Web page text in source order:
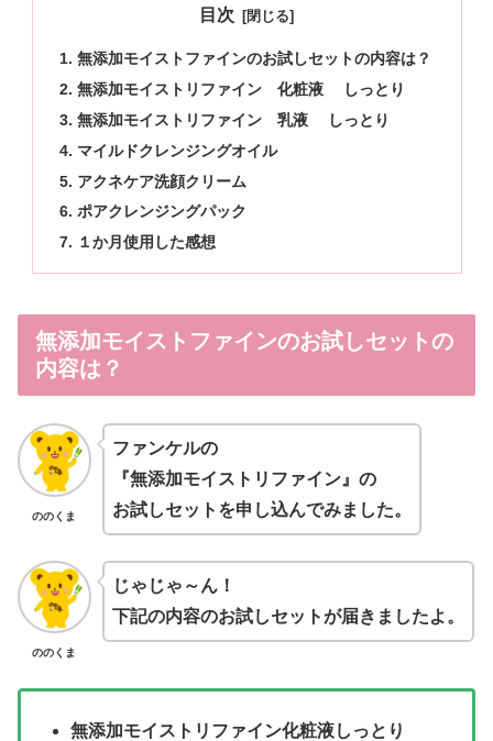
目次
無添加モイストファインのお試しセットの内容は？
無添加モイストリファイン 化粧液 しっとり
無添加モイストリファイン 乳液 しっとり
マイルドクレンジングオイル
アクネケア洗顔クリーム
ポアクレンジングパック
１か月使用した感想
無添加モイストファインのお試しセットの
内容は？
ののくま
ファンケルの
『無添加モイストリファイン』の
お試しセットを申し込んでみました。
ののくま
じゃじゃ～ん！
下記の内容のお試しセットが届きましたよ。
無添加モイストリファイン化粧液しっとり